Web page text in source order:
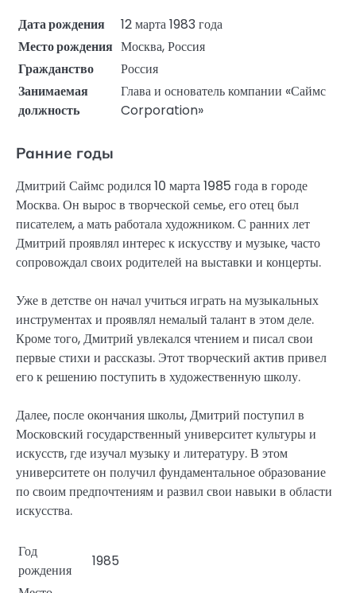
Дата рождения
12 марта 1983 года
Место рождения Москва, Россия
Гражданство
Россия
Занимаемая
должность
Глава и основатель компании «Саймс
Corporation»
Ранние годы
Дмитрий Саймс родился 10 марта 1985 года в городе
Москва. Он вырос в творческой семье, его отец был
писателем, а мать работала художником. С ранних лет
Дмитрий проявлял интерес к искусству и музыке, часто
сопровождал своих родителей на выставки и концерты.
Уже в детстве он начал учиться играть на музыкальных
инструментах и проявлял немалый талант в этом деле.
Кроме того, Дмитрий увлекался чтением и писал свои
первые стихи и рассказы. Этот творческий актив привел
его к решению поступить в художественную школу.
Далее, после окончания школы, Дмитрий поступил в
Московский государственный университет культуры и
искусств, где изучал музыку и литературу. В этом
университете он получил фундаментальное образование
по своим предпочтениям и развил свои навыки в области
искусства.
Год
рождения
1985